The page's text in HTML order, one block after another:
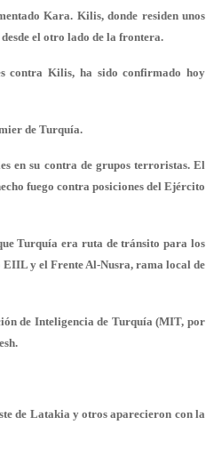
Kara. Kilis, donde residen unos
el otro lado de la frontera.
contra Kilis, ha sido confirmado hoy
de Turquía.
en su contra de grupos terroristas. El
fuego contra posiciones del Ejército
Turquía era ruta de tránsito para los
y el Frente Al-Nusra, rama local de
de Inteligencia de Turquía (MIT, por
de Latakia y otros aparecieron con la